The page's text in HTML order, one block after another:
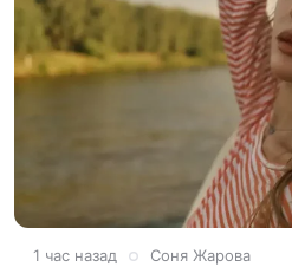
1 час назад Соня Жарова